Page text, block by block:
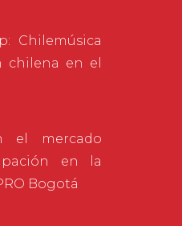
Chilemúsica
chilena en el
el mercado
en la
Bogotá